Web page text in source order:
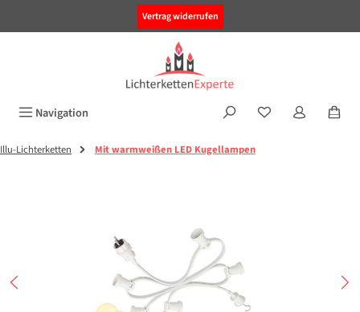
Vertrag widerrufen
Navigation
Illu-Lichterketten Mit warmweißen LED Kugellampen